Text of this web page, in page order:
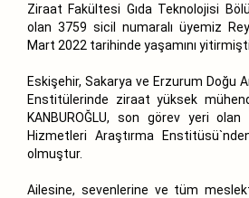
Ziraat Fakültesi Gıda Teknolojisi
olan 3759 sicil numaralı üyemiz
Mart 2022 tarihinde yaşamını
Eskişehir, Sakarya ve Erzurum Doğu
Enstitülerinde ziraat yüksek
KANBUROĞLU, son görev yeri
Hizmetleri Araştırma
olmuştur.
Ailesine, sevenlerine ve tüm